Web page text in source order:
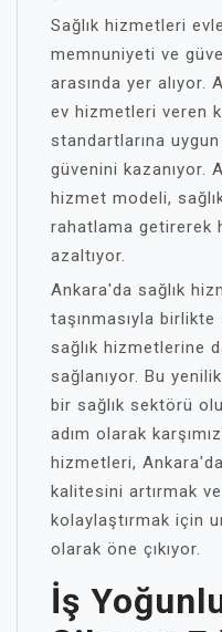
Sağlık hizmetleri
memnuniyeti ve
arasında yer alıyor.
ev hizmetleri veren
standartlarına
güvenini kazanıyor.
hizmet modeli,
rahatlama getirerek
azaltıyor.
Ankara'da sağlık
taşınmasıyla
sağlık hizmetlerine
sağlanıyor. Bu
bir sağlık sektörü
adım olarak
hizmetleri,
kalitesini artırmak
kolaylaştırmak için
olarak öne çıkıyor.
İş